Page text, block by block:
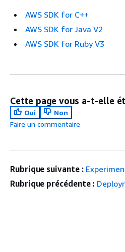
AWS SDK for C++
AWS SDK for Java V2
AWS SDK for Ruby V3
Cette page vous a-t-elle
Oui
Non
Faire un commentaire
Rubrique suivante :
Rubrique précédente :